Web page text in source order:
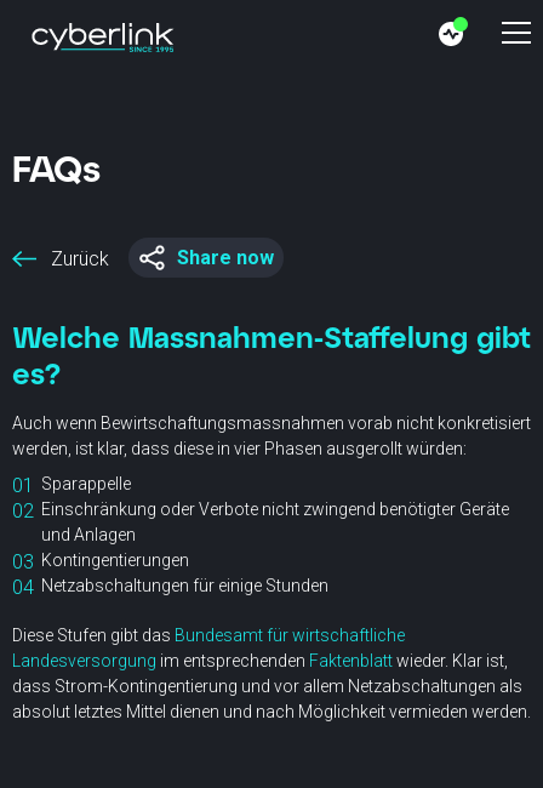
FAQs
Zurück Share now
Welche Massnahmen-Staffelung gibt
es?
Auch wenn Bewirtschaftungsmassnahmen vorab nicht konkretisiert
werden, ist klar, dass diese in vier Phasen ausgerollt würden:
Sparappelle
Einschränkung oder Verbote nicht zwingend benötigter Geräte
und Anlagen
Kontingentierungen
Netzabschaltungen für einige Stunden
Diese Stufen gibt das Bundesamt für wirtschaftliche
Landesversorgung im entsprechenden Faktenblattwieder. Klar ist,
dass Strom-Kontingentierung und vor allem Netzabschaltungen als
absolut letztes Mittel dienen und nach Möglichkeit vermieden werden.